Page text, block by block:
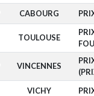
CABOURG
TOULOUSE
VINCENNES
VICHY